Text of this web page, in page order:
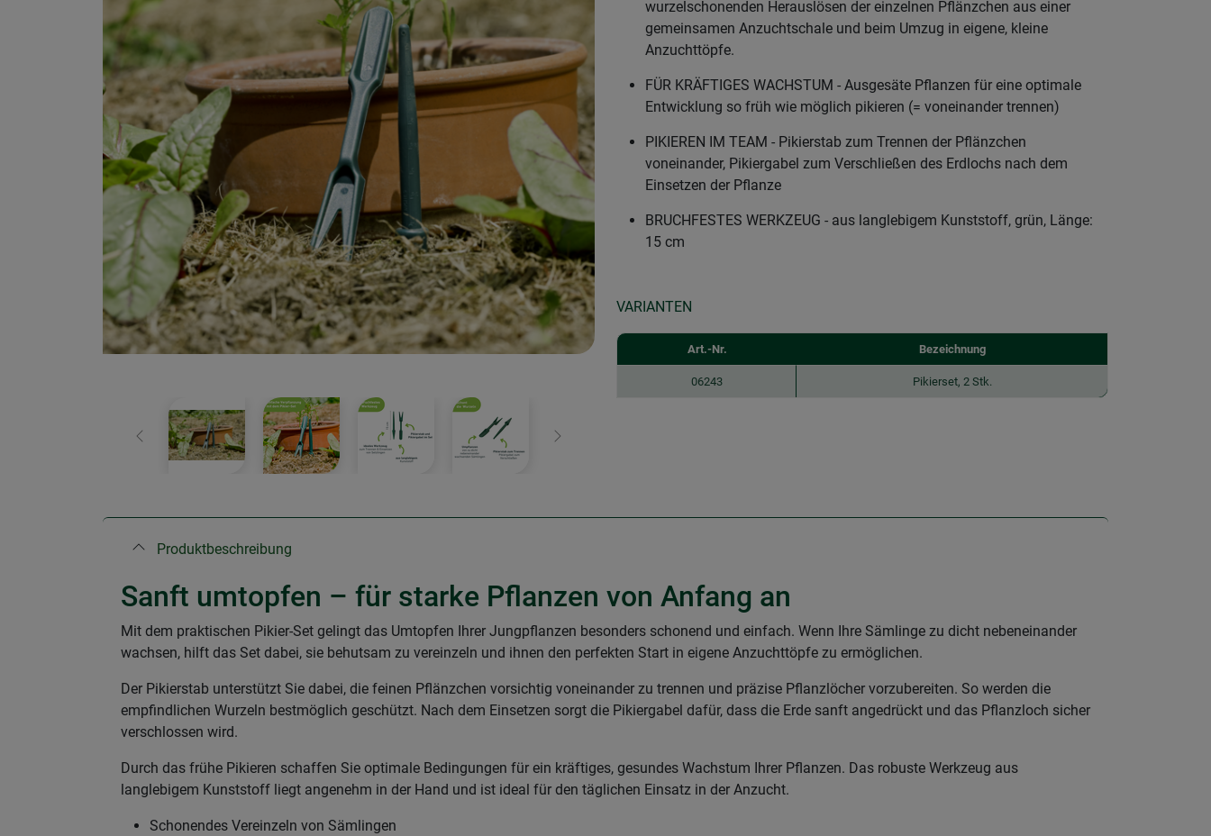
Zurück Weiter
wurzelschonenden Herauslösen der einzelnen Pflänzchen aus einer
gemeinsamen Anzuchtschale und beim Umzug in eigene, kleine
Anzuchttöpfe.
FÜR KRÄFTIGES WACHSTUM - Ausgesäte Pflanzen für eine optimale
Entwicklung so früh wie möglich pikieren (= voneinander trennen)
PIKIEREN IM TEAM - Pikierstab zum Trennen der Pflänzchen
voneinander, Pikiergabel zum Verschließen des Erdlochs nach dem
Einsetzen der Pflanze
BRUCHFESTES WERKZEUG - aus langlebigem Kunststoff, grün, Länge:
15 cm
VARIANTEN
Art.-Nr. Bezeichnung
06243 Pikierset, 2 Stk.
Produktbeschreibung
Sanft umtopfen – für starke Pflanzen von Anfang an
Mit dem praktischen Pikier-Set gelingt das Umtopfen Ihrer Jungpflanzen besonders schonend und einfach. Wenn Ihre Sämlinge zu dicht nebeneinander
wachsen, hilft das Set dabei, sie behutsam zu vereinzeln und ihnen den perfekten Start in eigene Anzuchttöpfe zu ermöglichen.
Der Pikierstab unterstützt Sie dabei, die feinen Pflänzchen vorsichtig voneinander zu trennen und präzise Pflanzlöcher vorzubereiten. So werden die
empfindlichen Wurzeln bestmöglich geschützt. Nach dem Einsetzen sorgt die Pikiergabel dafür, dass die Erde sanft angedrückt und das Pflanzloch sicher
verschlossen wird.
Durch das frühe Pikieren schaffen Sie optimale Bedingungen für ein kräftiges, gesundes Wachstum Ihrer Pflanzen. Das robuste Werkzeug aus
langlebigem Kunststoff liegt angenehm in der Hand und ist ideal für den täglichen Einsatz in der Anzucht.
Schonendes Vereinzeln von Sämlingen